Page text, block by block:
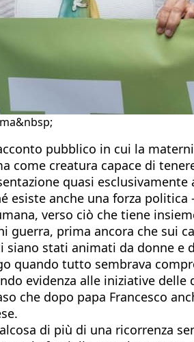
pubblico in cui la
come creatura capace di
quasi
anche una forza politica
verso ciò che tiene
prima ancora che sui
stati animati da donne
tutto sembrava
evidenza alle iniziative
che dopo papa Francesco
di più di una ricorrenza